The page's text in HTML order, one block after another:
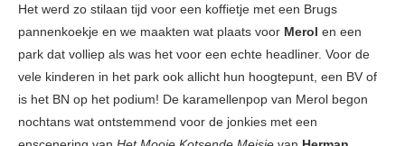
Het werd zo stilaan tijd voor een koffietje met een Brugs
pannenkoekje en we maakten wat plaats voor Merol en een
park dat volliep als was het voor een echte headliner. Voor de
vele kinderen in het park ook allicht hun hoogtepunt, een BV of
is het BN op het podium! De karamellenpop van Merol begon
nochtans wat ontstemmend voor de jonkies met een